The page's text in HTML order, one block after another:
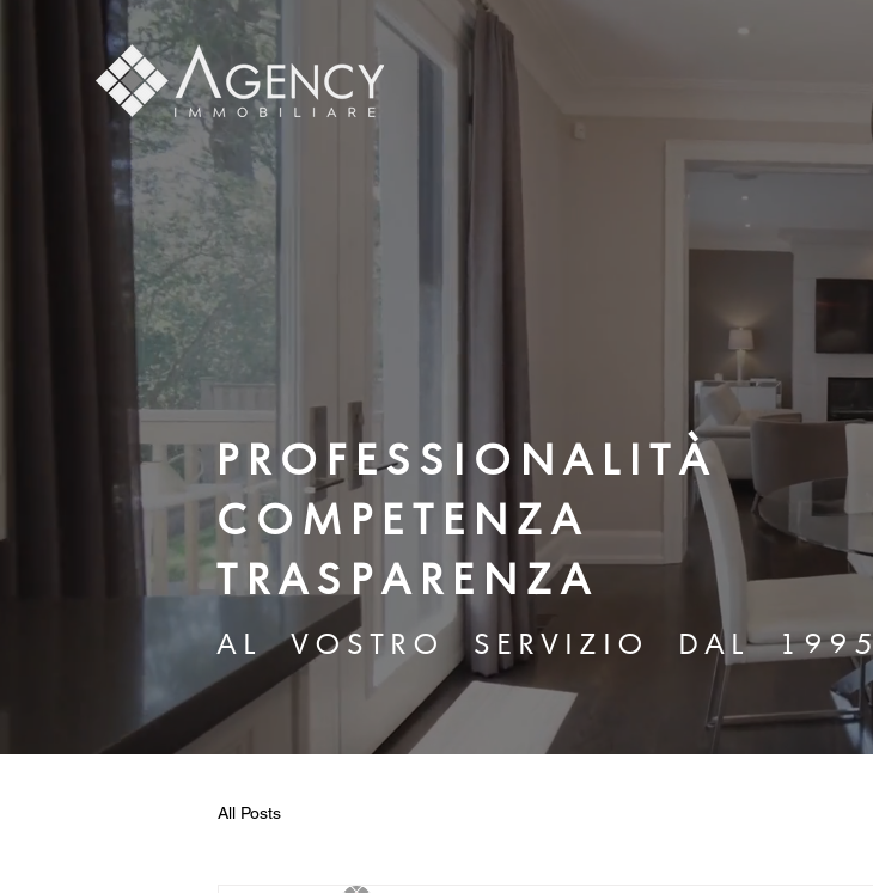
P R O F E S S I O N A L I T À
C O M P E T E N Z A
T R A S P A R E N Z A
A L V O S T R O S E R V I Z I O D A L 1 9 9 5
All Posts